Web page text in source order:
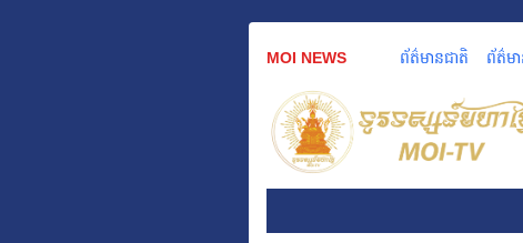
MOI NEWS ព័ត៌មានជាតិ ព័ត៌មា